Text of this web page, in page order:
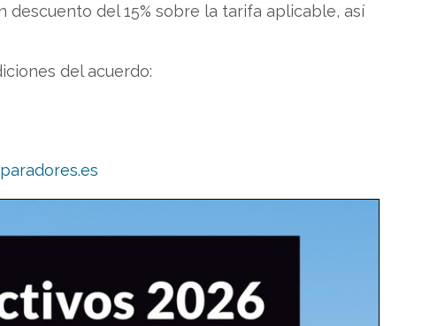
del 15% sobre la tarifa aplicable, así
del acuerdo: